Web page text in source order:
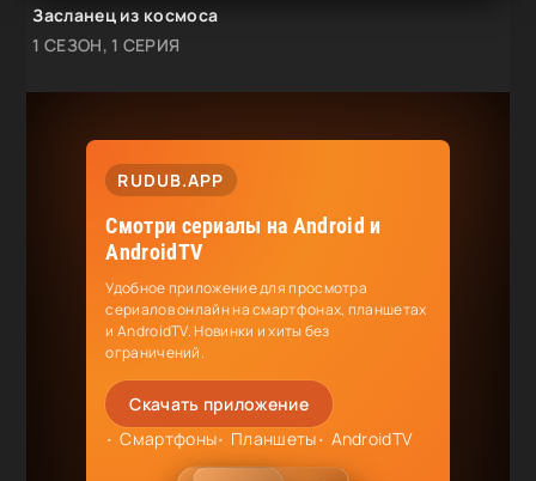
Засланец из космоса
1 СЕЗОН, 1 СЕРИЯ
RUDUB.APP
Смотри сериалы на Android и
AndroidTV
Удобное приложение для просмотра
сериалов онлайн на смартфонах, планшетах
и AndroidTV. Новинки и хиты без
ограничений.
Скачать приложение
Смартфоны
Планшеты AndroidTV